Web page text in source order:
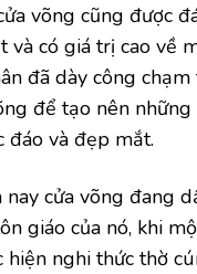
võng cũng được
và có giá trị cao về
đã dày công chạm
để tạo nên
đáo và đẹp mắt.
nay cửa võng đang
giáo của nó, khi
hiện nghi thức thờ